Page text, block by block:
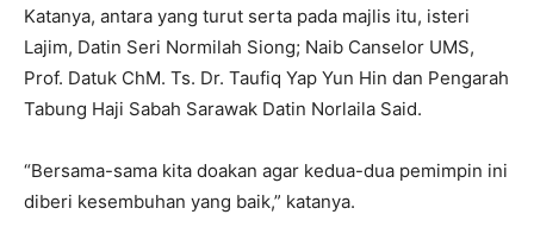
Katanya, antara yang turut serta pada majlis itu, isteri
Lajim, Datin Seri Normilah Siong; Naib Canselor UMS,
Prof. Datuk ChM. Ts. Dr. Taufiq Yap Yun Hin dan Pengarah
Tabung Haji Sabah Sarawak Datin Norlaila Said.
“Bersama-sama kita doakan agar kedua-dua pemimpin ini
diberi kesembuhan yang baik,” katanya.